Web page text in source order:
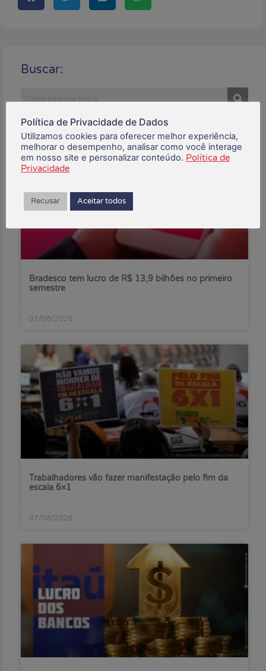
Buscar:
Posts Recentes:
Bradesco tem lucro de R$ 13,9 bilhões no primeiro
semestre
07/08/2026
Trabalhadores vão fazer manifestação pelo fim da
escala 6×1
07/08/2026
Política de Privacidade de Dados
Utilizamos cookies para oferecer melhor experiência,
melhorar o desempenho, analisar como você interage
em nosso site e personalizar conteúdo. Política de
Privacidade
Recusar Aceitar todos